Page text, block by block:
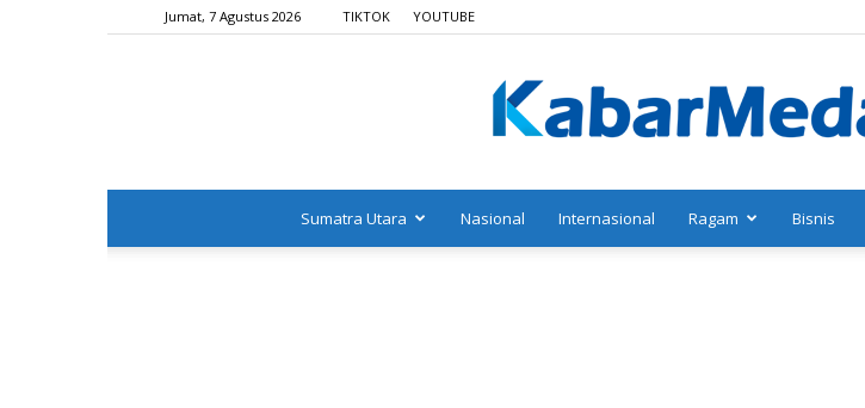
Jumat, 7 Agustus 2026 TIKTOK YOUTUBE
Sumatra Utara Nasional Internasional Ragam Bisnis